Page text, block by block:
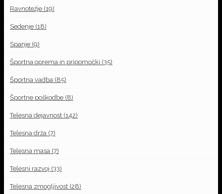
Ravnotežje (19)
Sedenje (18)
Spanje (9)
Športna oprema in pripomočki (35)
Športna vadba (85)
Športne poškodbe (8)
Telesna dejavnost (142)
Telesna drža (7)
Telesna masa (7)
Telesni razvoj (33)
Telesna zmogljivost (28)